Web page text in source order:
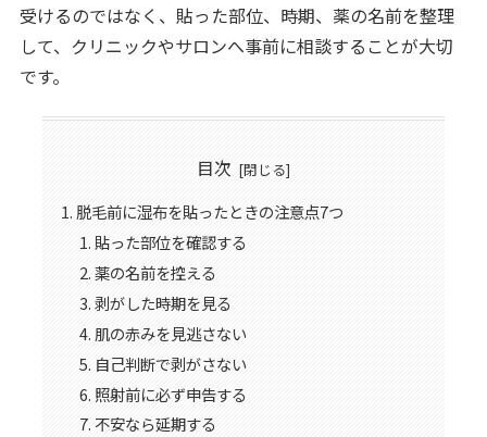
受けるのではなく、貼った部位、時期、薬の名前を整理
して、クリニックやサロンへ事前に相談することが大切
です。
目次
脱毛前に湿布を貼ったときの注意点7つ
貼った部位を確認する
薬の名前を控える
剥がした時期を見る
肌の赤みを見逃さない
自己判断で剥がさない
照射前に必ず申告する
不安なら延期する